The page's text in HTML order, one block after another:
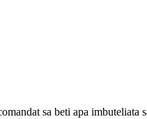
sa beti apa imbuteliata